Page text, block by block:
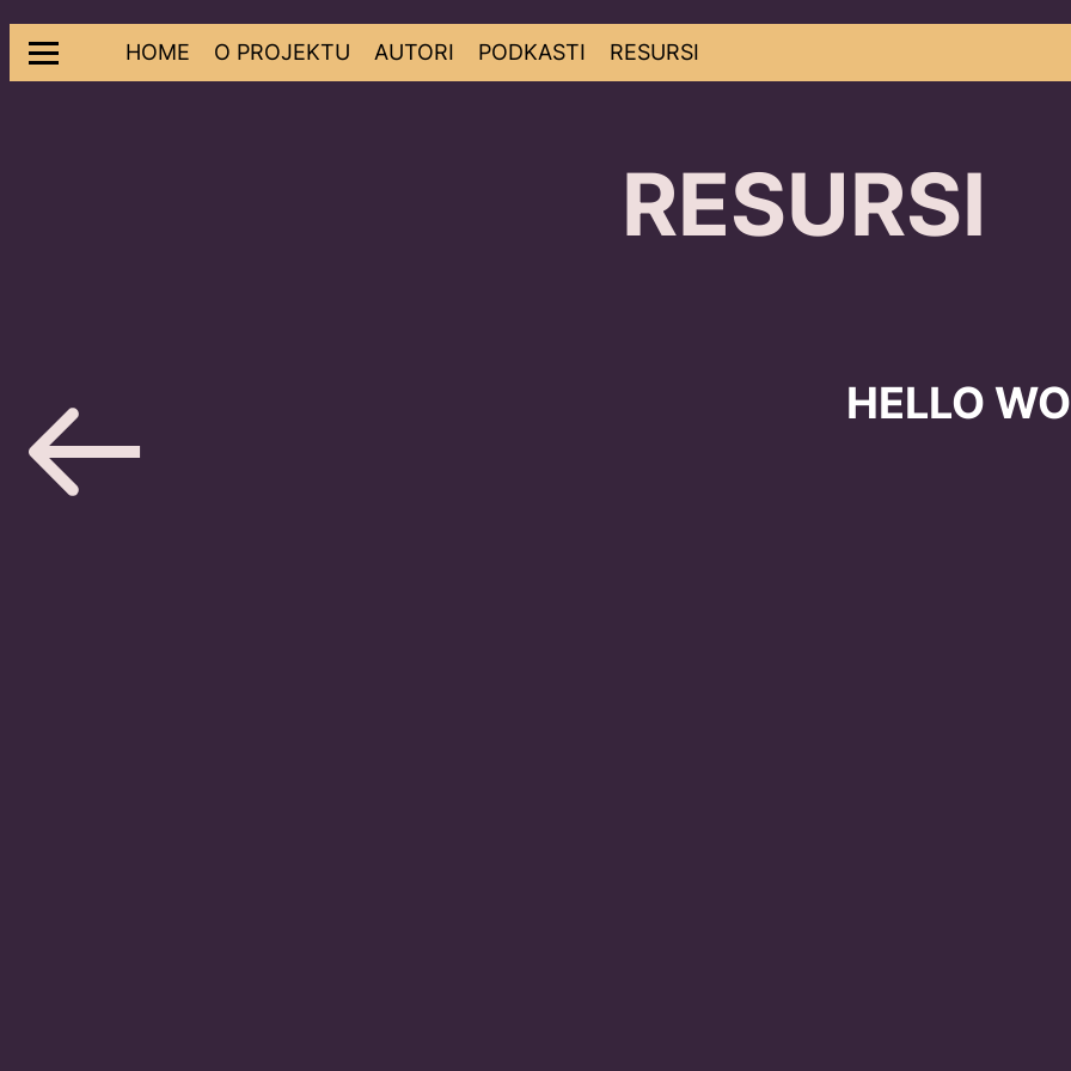
Skip
to
HOME O PROJEKTU AUTORI PODKASTI RESURSI
RESURSI
HELLO